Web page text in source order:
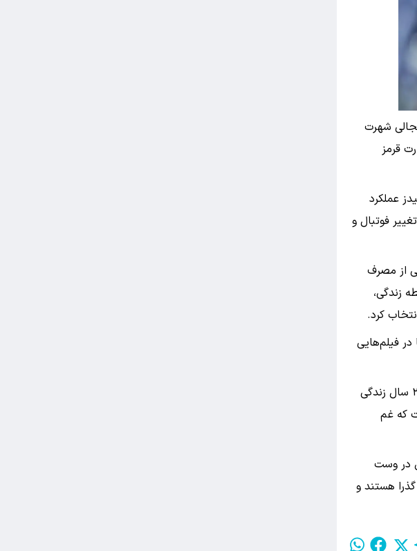
شهرت
به نماد خشونت در فوتبال شد. او در طول دوران حرفه‌ای خود ۱۲ کارت قرمز
عملکرد
فوتبال و
از مصرف
زندگی،
کرد.
فیلم‌هایی
با این حال بزرگ‌ترین تحول زندگی او پس از مرگ همسرش تانیا در سال ۲۰۱۹ رخ داد. او پس از ۲۵ سال زندگی
که غم
در وست
هستند و